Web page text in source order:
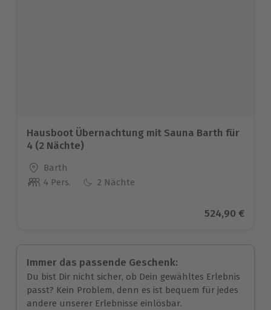
Hausboot Übernachtung mit Sauna Barth für
4 (2 Nächte)
Standort
Barth
Anzahl der Teilnehmer
4 Pers. 2 Nächte
Aktueller
524,90 €
Immer das passende Geschenk:
Du bist Dir nicht sicher, ob Dein gewähltes Erlebnis
passt? Kein Problem, denn es ist bequem für jedes
andere unserer Erlebnisse einlösbar.